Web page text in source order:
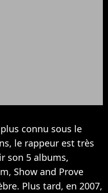
connu sous le
le rappeur est très
son 5 albums,
Show and Prove
Plus tard, en 2007,